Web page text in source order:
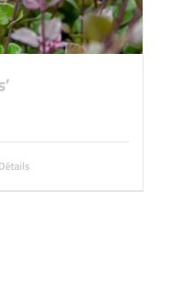
Détails